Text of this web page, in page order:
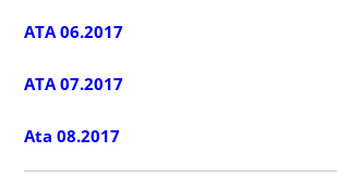
ATA 06.2017
ATA 07.2017
Ata 08.2017